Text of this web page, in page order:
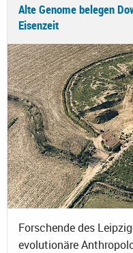
Alte Genome belegen
Eisenzeit
Forschende des
evolutionäre